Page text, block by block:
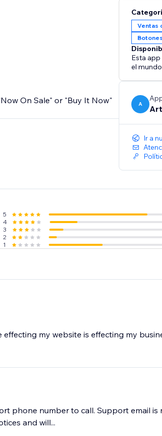
On Sale" or "Buy It Now"
Ventas
Esta
el
A
Ir a
5
4
3
2
1
my website is effecting my
phone number to call. Support email
and will...